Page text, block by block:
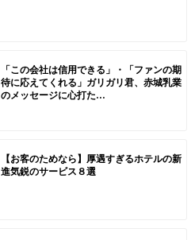
「この会社は信用できる」・「ファンの期
待に応えてくれる」ガリガリ君、赤城乳業
のメッセージに心打た...
【お客のためなら】厚遇すぎるホテルの新
進気鋭のサービス８選